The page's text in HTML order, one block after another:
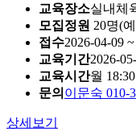
교육장소실내체
모집정원 20명(
접수2026-04-09
교육기간2026-
교육시간월
문의 이문숙 010-
상세보기